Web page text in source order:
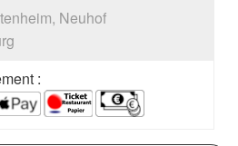
Neuhof
: